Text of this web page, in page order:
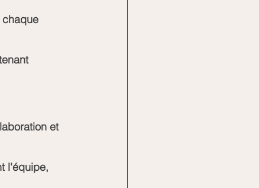
et
l'équipe,